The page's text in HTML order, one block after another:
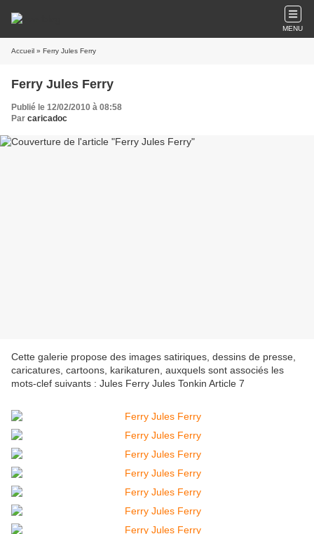
MENU
Accueil » Ferry Jules Ferry
Ferry Jules Ferry
Publié le 12/02/2010 à 08:58
Par caricadoc
Cette galerie propose des images satiriques, dessins de presse,
caricatures, cartoons, karikaturen, auxquels sont associés les
mots-clef suivants : Jules Ferry Jules Tonkin Article 7